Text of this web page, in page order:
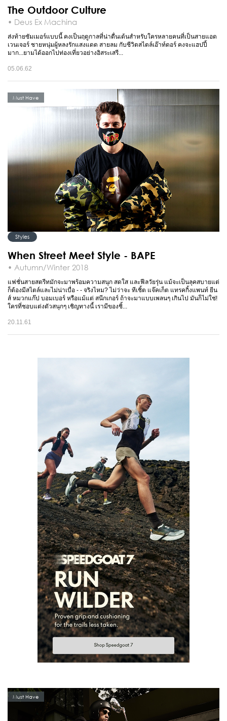
The Outdoor Culture
• Deus Ex Machina
ส่งท้ายซัมเมอร์แบบนี้ คงเป็นฤดูกาลที่น่าตื่นเต้นสำหรับใครหลายคนที่เป็นสายแอด
เวนเจอร์ ชายหนุ่มผู้หลงรักแสงแดด สายลม กับชีวิตสไตล์เอ๊าท์ดอร์ คงจะแฮปปี้
มาก...ยามได้ออกไปท่องเที่ยวอย่างอิสระเสรี...
05.06.62
Must Have
Styles
When Street Meet Style - BAPE
• Autumn/Winter 2018
แฟชั่นสายสตรีทมักจะมาพร้อมความสนุก สดใส และฟีลวัยรุ่น แม้จะเป็นลุคสบายแต่
ก็ต้องมีสไตล์และไม่น่าเบื่อ - - จริงไหม? ไม่ว่าจะ ทีเชิ้ต แจ๊คเก็ต แทรคกิ้งแพนท์ ยีน
ส์ หมวกแก๊ป บอมเบอร์ หรือแม้แต่ สนีกเกอร์ ถ้าจะมาแบบเพลนๆ เกินไป มันก็ไม่ใช่!
ใครที่ชอบแต่งตัวสนุกๆ เชิญทางนี้ เรามีของชิ้...
20.11.61
Must Have